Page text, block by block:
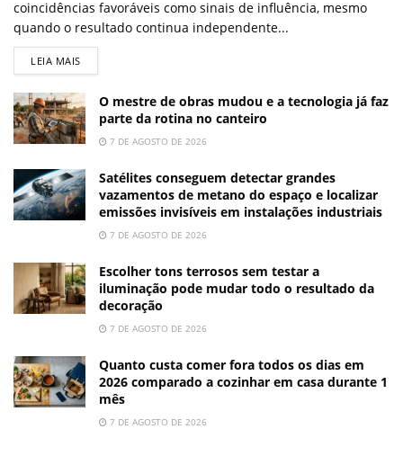
coincidências favoráveis como sinais de influência, mesmo
quando o resultado continua independente...
LEIA MAIS
O mestre de obras mudou e a tecnologia já faz
parte da rotina no canteiro
7 DE AGOSTO DE 2026
Satélites conseguem detectar grandes
vazamentos de metano do espaço e localizar
emissões invisíveis em instalações industriais
7 DE AGOSTO DE 2026
Escolher tons terrosos sem testar a
iluminação pode mudar todo o resultado da
decoração
7 DE AGOSTO DE 2026
Quanto custa comer fora todos os dias em
2026 comparado a cozinhar em casa durante 1
mês
7 DE AGOSTO DE 2026